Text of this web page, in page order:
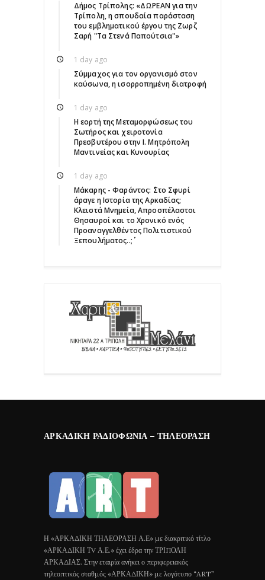
Δήμος Τρίπολης: «ΔΩΡΕΑΝ για την
Τρίπολη, η σπουδαία παράσταση
του εμβληματικού έργου της Ζωρζ
Σαρή "Τα Στενά Παπούτσια"»
1 day ago
Σύμμαχος για τον οργανισμό στον
καύσωνα, η ισορροπημένη διατροφή
1 day ago
Η εορτή της Μεταμορφώσεως του
Σωτήρος και χειροτονία
Πρεσβυτέρου στην Ι. Μητρόπολη
Μαντινείας και Κυνουρίας
1 day ago
Μάκαρης - Φαράντος: ΄΄Στο Σφυρί
άραγε η Ιστορία της Αρκαδίας;
Κλειστά Μνημεία, Απροσπέλαστοι
Θησαυροί και το Χρονικό ενός
Προαναγγελθέντος Πολιτιστικού
Ξεπουλήματος..;΄΄
ΑΡΚΑΔΙΚΉ ΡΑΔΙΟΦΩΝΊΑ – ΤΗΛΕΌΡΑΣΗ
Η «ΑΡΚΑΔΙΚΗ ΤΗΛΕΟΡΑΣΗ Α.Ε» με διακριτικό τίτλο
«ΑΡΚΑΔΙΚΗ ΤV Α.Ε.» έχει έδρα την ΤΡΙΠΟΛΗ
ΑΡΚΑΔΙΑΣ. Στην εταιρία ανήκει ο περιφερειακός
τηλεοπτικός σταθμός «ΑΡΚΑΔΙΚΗ» με λογότυπο “ART”